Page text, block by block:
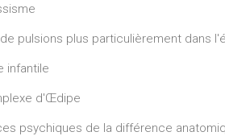
pulsions plus particulièrement dans
infantile
d'Œdipe
psychiques de la différence